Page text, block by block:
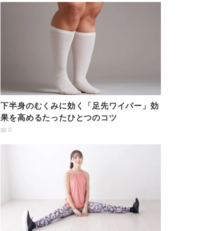
下半身のむくみに効く「足先ワイパー」効
果を高めるたったひとつのコツ
0